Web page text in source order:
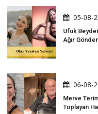
05-08-
Ufuk
Ağır
06-08-
Merve
Toplayan